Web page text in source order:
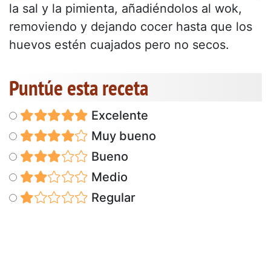
la sal y la pimienta, añadiéndolos al wok,
removiendo y dejando cocer hasta que los
huevos estén cuajados pero no secos.
Puntúe esta receta
Excelente
Muy bueno
Bueno
Medio
Regular